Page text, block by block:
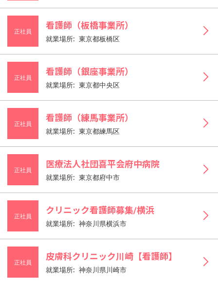
正社員
看護師（板橋事業所）
就業場所: 東京都板橋区
正社員
看護師（銀座事業所）
就業場所: 東京都中央区
正社員
看護師（練馬事業所）
就業場所: 東京都練馬区
正社員
医療法人社団喜平会府中病院
就業場所: 東京都府中市
正社員
クリニック看護師募集/横浜
就業場所: 神奈川県横浜市
正社員
皮膚科クリニック川崎【看護師】
就業場所: 神奈川県川崎市